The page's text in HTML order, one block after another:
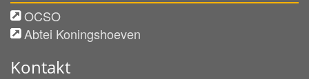
OCSO
Abtei Koningshoeven
Kontakt